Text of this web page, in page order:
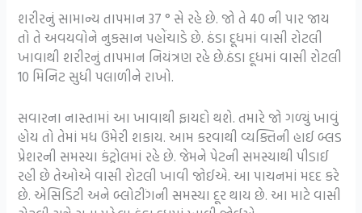
શરીરનું સામાન્ય તાપમાન 37 ° સે રહે છે. જો તે 40 ની પાર જાય
તો તે અવયવોને નુકસાન પહોંચાડે છે. ઠંડા દૂધમાં વાસી રોટલી
ખાવાથી શરીરનું તાપમાન નિયંત્રણ રહે છે.ઠંડા દૂધમાં વાસી રોટલી
10 મિનિટ સુધી પલાળીને રાખો.
સવારના નાસ્તામાં આ ખાવાથી ફાયદો થશે. તમારે જો ગળ્યું ખાવું
હોય તો તેમાં મધ ઉમેરી શકાય. આમ કરવાથી વ્યક્તિની હાઈ બ્લડ
પ્રેશરની સમસ્યા કંટ્રોલમાં રહે છે. જેમને પેટની સમસ્યાથી પીડાઈ
રહી છે તેઓએ વાસી રોટલી ખાવી જોઈએ. આ પાચનમાં મદદ કરે
છે. એસિડિટી અને બ્લોટીંગની સમસ્યા દૂર થાય છે. આ માટે વાસી